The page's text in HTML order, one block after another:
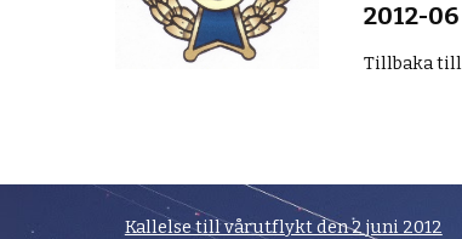
2012-06
Tillbaka
Kallelse till vårutflykt den 2 juni 2012